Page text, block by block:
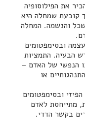
את הפילוסופיה
קובעת שמחלה היא
והנשמה. המחלה
ובסימפטומים
הבעיה. התמציות
הנפשי של האדם –
או
ובסימפטומים
מתייחסת לאדם
בקשר הדדי.